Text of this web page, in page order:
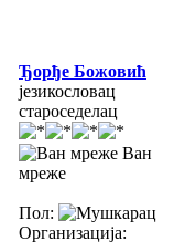
Ђорђе Божовић
језикословац
староседелац
Ван
мреже
Пол:
Организација: